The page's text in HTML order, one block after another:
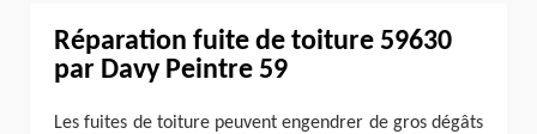
Réparation fuite de toiture 59630
par Davy Peintre 59
Les fuites de toiture peuvent engendrer de gros dégâts